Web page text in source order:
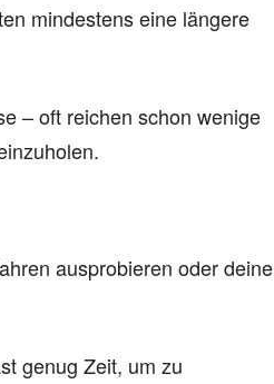
mindestens eine längere
– oft reichen schon wenige
ausprobieren oder deine
genug Zeit, um zu